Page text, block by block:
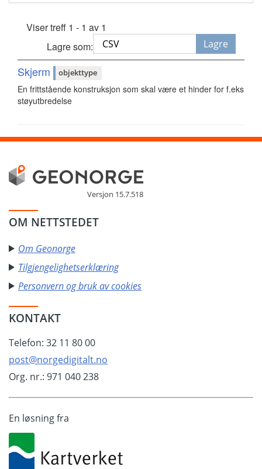
Viser treff 1 - 1 av 1
Lagre som:
Lagre
Skjerm objekttype
En frittstående konstruksjon som skal være et hinder for f.eks
støyutbredelse